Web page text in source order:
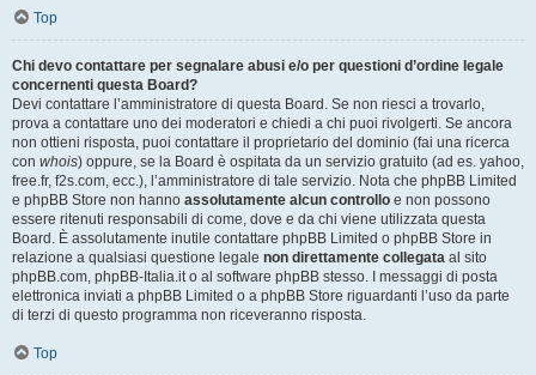
Top
Chi devo contattare per segnalare abusi e/o per questioni d’ordine legale
concernenti questa Board?
Devi contattare l’amministratore di questa Board. Se non riesci a trovarlo,
prova a contattare uno dei moderatori e chiedi a chi puoi rivolgerti. Se ancora
non ottieni risposta, puoi contattare il proprietario del dominio (fai una ricerca
con whois) oppure, se la Board è ospitata da un servizio gratuito (ad es. yahoo,
free.fr, f2s.com, ecc.), l’amministratore di tale servizio. Nota che phpBB Limited
e phpBB Store non hanno assolutamente alcun controllo e non possono
essere ritenuti responsabili di come, dove e da chi viene utilizzata questa
Board. È assolutamente inutile contattare phpBB Limited o phpBB Store in
relazione a qualsiasi questione legale non direttamente collegata al sito
phpBB.com, phpBB-Italia.it o al software phpBB stesso. I messaggi di posta
elettronica inviati a phpBB Limited o a phpBB Store riguardanti l’uso da parte
di terzi di questo programma non riceveranno risposta.
Top